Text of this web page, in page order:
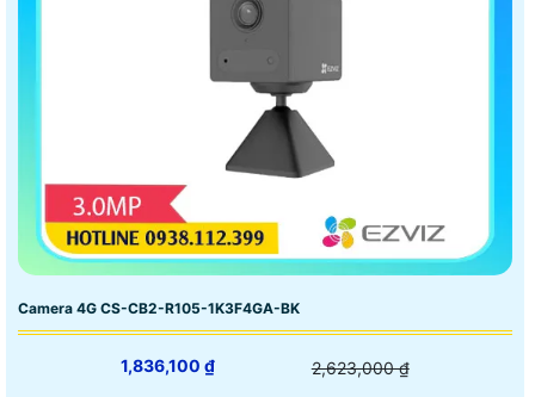
Camera 4G CS-CB2-R105-1K3F4GA-BK
1,836,100 ₫ 2,623,000 ₫